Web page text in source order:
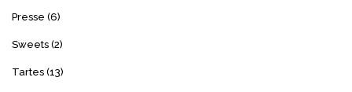
Presse (6)
Sweets (2)
Tartes (13)